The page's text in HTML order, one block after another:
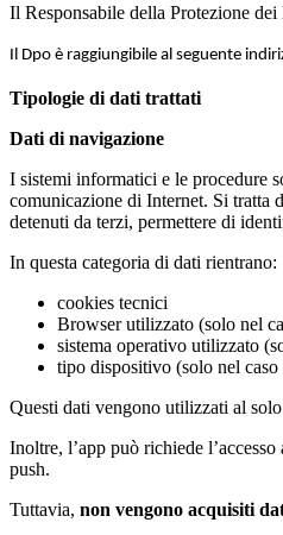
Il Responsabile della Protezione
Il Dpo è raggiungibile al seguente
Tipologie di dati trattati
Dati di navigazione
I sistemi informatici e le procedure
comunicazione di Internet. Si tratta
detenuti da terzi, permettere di
In questa categoria di dati rientrano:
cookies tecnici
Browser utilizzato (solo nel
sistema operativo utilizzato
tipo dispositivo (solo nel caso
Questi dati vengono utilizzati al
Inoltre, l’app può richiede
push.
Tuttavia, non vengono acquisiti